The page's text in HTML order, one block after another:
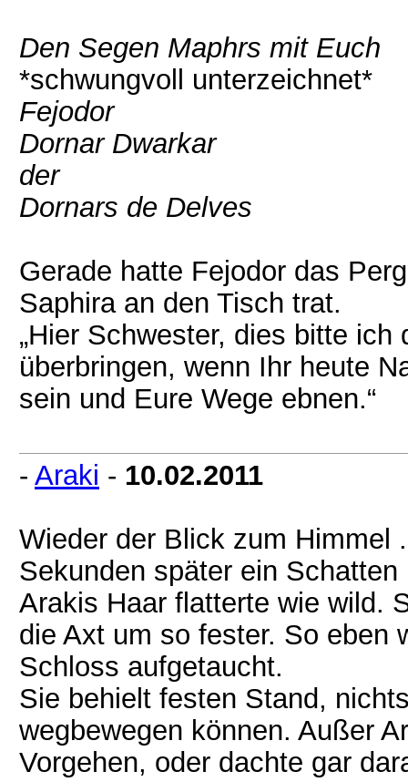
Den Segen Maphrs mit Euch
*schwungvoll unterzeichnet*
Fejodor
Dornar Dwarkar
der
Dornars de Delves
Gerade hatte Fejodor das
Saphira an den Tisch trat.
„Hier Schwester, dies bitte
überbringen, wenn Ihr heute
sein und Eure Wege ebnen.“
- Araki - 10.02.2011
Wieder der Blick zum Himmel
Sekunden später ein
Arakis Haar flatterte wie wild.
die Axt um so fester. So eben
Schloss aufgetaucht.
Sie behielt festen Stand,
wegbewegen können. Außer
Vorgehen, oder dachte gar